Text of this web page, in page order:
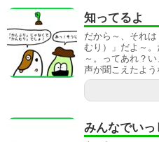
知ってるよ
だから～、それ
むり）」だよ～
～。ってあれ？
声が聞こえたよう
みんなでいっ